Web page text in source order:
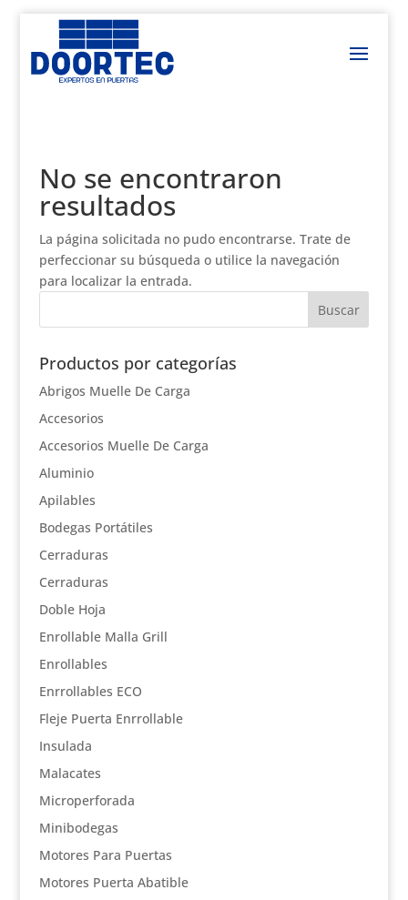
No se encontraron
resultados
La página solicitada no pudo encontrarse. Trate de
perfeccionar su búsqueda o utilice la navegación
para localizar la entrada.
Productos por categorías
Abrigos Muelle De Carga
Accesorios
Accesorios Muelle De Carga
Aluminio
Apilables
Bodegas Portátiles
Cerraduras
Cerraduras
Doble Hoja
Enrollable Malla Grill
Enrollables
Enrrollables ECO
Fleje Puerta Enrrollable
Insulada
Malacates
Microperforada
Minibodegas
Motores Para Puertas
Motores Puerta Abatible